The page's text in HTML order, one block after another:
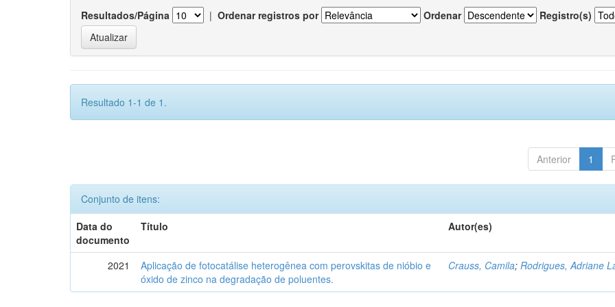
Resultados/Página | Ordenar registros por Ordenar Registro(s)
Resultado 1-1 de 1.
Anterior 1
Conjunto de itens:
Data do
documento
Título Autor(es)
2021
Aplicação de fotocatálise heterogênea com perovskitas de nióbio e
óxido de zinco na degradação de poluentes.
Crauss, Camila;Rodrigues, Adriane